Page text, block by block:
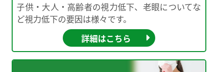
子供・大人・高齢者の視力低下、老眼についてな
ど視力低下の要因は様々です。
詳細はこちら